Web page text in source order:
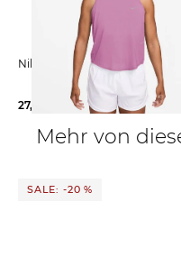
Nike | Damen Lauftop SWIFT
27,99 € 39,99 €
Mehr von
SALE: -20 %